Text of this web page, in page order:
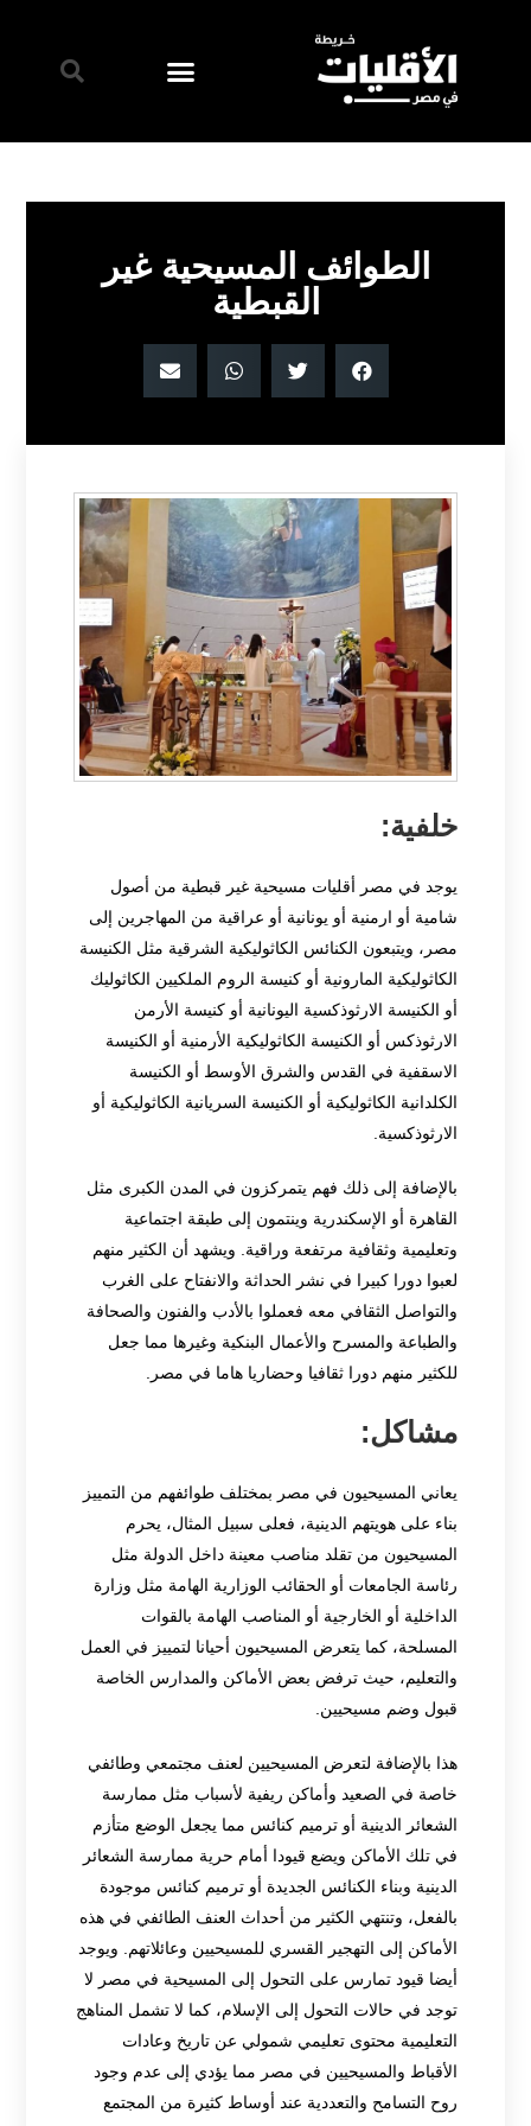
الطوائف المسيحية غير
القبطية
خلفية:
يوجد في مصر أقليات مسيحية غير قبطية من أصول
شامية أو ارمنية أو يونانية أو عراقية من المهاجرين إلى
مصر، ويتبعون الكنائس الكاثوليكية الشرقية مثل الكنيسة
الكاثوليكية المارونية أو كنيسة الروم الملكيين الكاثوليك
أو الكنيسة الارثوذكسية اليونانية أو كنيسة الأرمن
الارثوذكس أو الكنيسة الكاثوليكية الأرمنية أو الكنيسة
الاسقفية في القدس والشرق الأوسط أو الكنيسة
الكلدانية الكاثوليكية أو الكنيسة السريانية الكاثوليكية أو
الارثوذكسية.
بالإضافة إلى ذلك فهم يتمركزون في المدن الكبرى مثل
القاهرة أو الإسكندرية وينتمون إلى طبقة اجتماعية
وتعليمية وثقافية مرتفعة وراقية. ويشهد أن الكثير منهم
لعبوا دورا كبيرا في نشر الحداثة والانفتاح على الغرب
والتواصل الثقافي معه فعملوا بالأدب والفنون والصحافة
والطباعة والمسرح والأعمال البنكية وغيرها مما جعل
للكثير منهم دورا ثقافيا وحضاريا هاما في مصر.
مشاكل:
يعاني المسيحيون في مصر بمختلف طوائفهم من التمييز
بناء على هويتهم الدينية، فعلى سبيل المثال، يحرم
المسيحيون من تقلد مناصب معينة داخل الدولة مثل
رئاسة الجامعات أو الحقائب الوزارية الهامة مثل وزارة
الداخلية أو الخارجية أو المناصب الهامة بالقوات
المسلحة، كما يتعرض المسيحيون أحيانا لتمييز في العمل
والتعليم، حيث ترفض بعض الأماكن والمدارس الخاصة
قبول وضم مسيحيين.
هذا بالإضافة لتعرض المسيحيين لعنف مجتمعي وطائفي
خاصة في الصعيد وأماكن ريفية لأسباب مثل ممارسة
الشعائر الدينية أو ترميم كنائس مما يجعل الوضع متأزم
في تلك الأماكن ويضع قيودا أمام حرية ممارسة الشعائر
الدينية وبناء الكنائس الجديدة أو ترميم كنائس موجودة
بالفعل، وتنتهي الكثير من أحداث العنف الطائفي في هذه
الأماكن إلى التهجير القسري للمسيحيين وعائلاتهم. ويوجد
أيضا قيود تمارس على التحول إلى المسيحية في مصر لا
توجد في حالات التحول إلى الإسلام، كما لا تشمل المناهج
التعليمية محتوى تعليمي شمولي عن تاريخ وعادات
الأقباط والمسيحيين في مصر مما يؤدي إلى عدم وجود
روح التسامح والتعددية عند أوساط كثيرة من المجتمع